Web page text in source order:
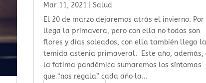
Mar 11, 2021
Salud
El 20 de marzo dejaremos atrás el invierno. Por
llega la primavera, pero con ella no todos son
flores y días soleados, con ella también llega la
temida astenia primaveral. Este año, además,
la fatima pandémica sumaremos los síntomas
que “nos regala” cada año la...